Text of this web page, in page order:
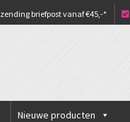
briefpost vanaf €45,-*
Nieuwe producten